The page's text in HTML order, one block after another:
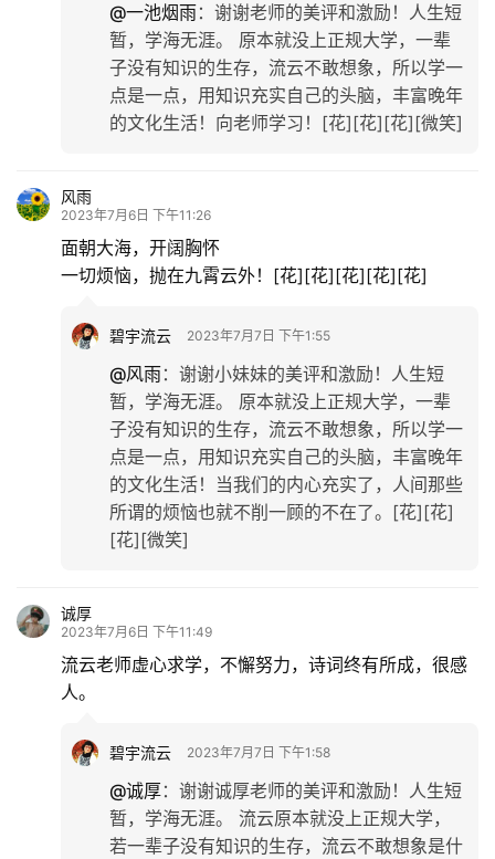
@一池烟雨： 谢谢老师的美评和激励！人生短
暂，学海无涯。 原本就没上正规大学，一辈
子没有知识的生存，流云不敢想象，所以学一
点是一点，用知识充实自己的头脑，丰富晚年
的文化生活！向老师学习！[花][花][花][微笑]
风雨
2023年7月6日 下午11:26
面朝大海，开阔胸怀
一切烦恼，抛在九霄云外！[花][花][花][花][花]
碧宇流云 2023年7月7日 下午1:55
@风雨： 谢谢小妹妹的美评和激励！人生短
暂，学海无涯。 原本就没上正规大学，一辈
子没有知识的生存，流云不敢想象，所以学一
点是一点，用知识充实自己的头脑，丰富晚年
的文化生活！当我们的内心充实了，人间那些
所谓的烦恼也就不削一顾的不在了。[花][花]
[花][微笑]
诚厚
2023年7月6日 下午11:49
流云老师虚心求学，不懈努力，诗词终有所成，很感
人。
碧宇流云 2023年7月7日 下午1:58
@诚厚： 谢谢诚厚老师的美评和激励！人生短
暂，学海无涯。 流云原本就没上正规大学，
若一辈子没有知识的生存，流云不敢想象是什